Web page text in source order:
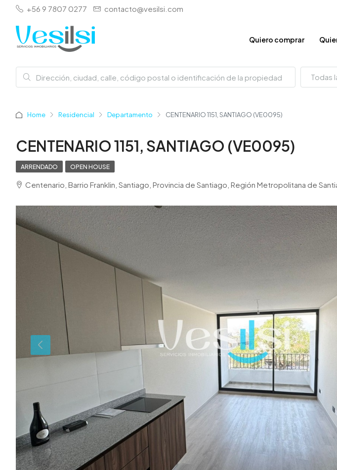
+56 9 7807 0277 contacto@vesilsi.com
Quiero comprar
Todas
Home Residencial Departamento CENTENARIO 1151, SANTIAGO (VE0095)
CENTENARIO 1151, SANTIAGO (VE0095)
ARRENDADO OPEN HOUSE
Centenario, Barrio Franklin, Santiago, Provincia de Santiago, Región Metropolitana de